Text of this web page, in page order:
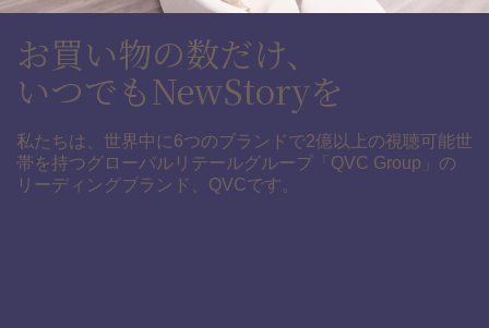
お買い物の数だけ、
いつでもNewStoryを
私たちは、世界中に6つのブランドで2億以上の視聴可能世
帯を持つグローバルリテールグループ「QVC Group」の
リーディングブランド、QVCです。